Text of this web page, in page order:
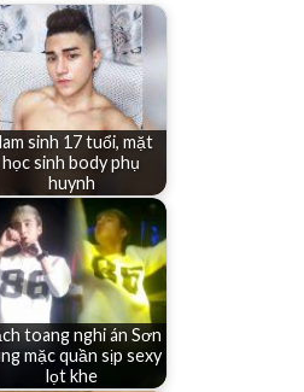
sinh 17 tuổi, mặt
học sinh body phụ
huynh
toang nghi án Sơn
mặc quần sịp sexy
lọt khe